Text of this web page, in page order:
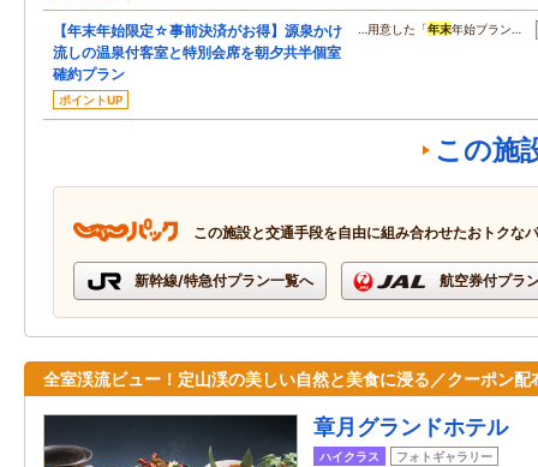
【年末年始限定☆事前決済がお得】源泉かけ
流しの温泉付客室と特別会席を朝夕共半個室
確約プラン
ポイントUP
…用意した「年末年始プラン…
この施
この施設と交通手段を自由に組み合わせたおトクな
新幹線/特急付プラン一覧へ 航空券付プラ
全室渓流ビュー！定山渓の美しい自然と美食に浸る／クーポン配
章月グランドホテル
ハイクラス フォトギャラリー